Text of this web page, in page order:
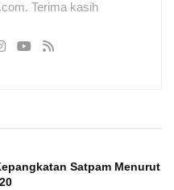
Terima kasih
Satpam Menurut